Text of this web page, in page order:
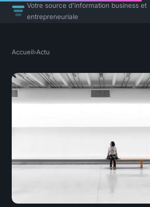
Votre source d'information business et
entrepreneuriale
Accueil›Actu